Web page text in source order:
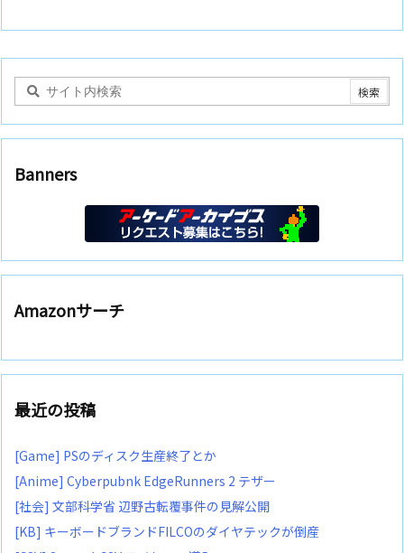
Banners
Amazonサーチ
最近の投稿
[Game] PSのディスク生産終了とか
[Anime] Cyberpubnk EdgeRunners 2 テザー
[社会] 文部科学省 辺野古転覆事件の見解公開
[KB] キーボードブランドFILCOのダイヤテックが倒産